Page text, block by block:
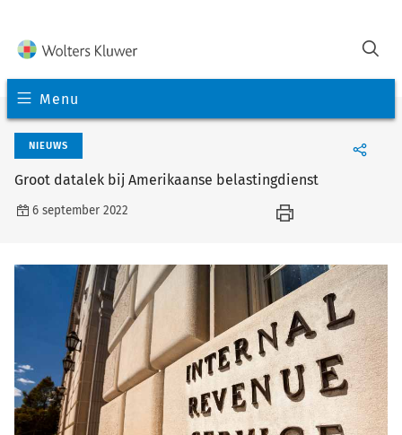
Menu
NIEUWS
Groot datalek bij Amerikaanse belastingdienst
6 september 2022